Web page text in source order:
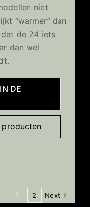
niet
“warmer” dan
de 24 iets
dan wel
DE
1 2 Next